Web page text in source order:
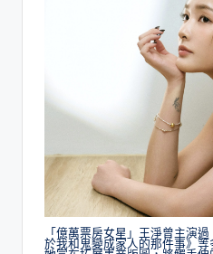
「億萬票房女星」王淨曾主演
於我和鬼變成家人的那件事》